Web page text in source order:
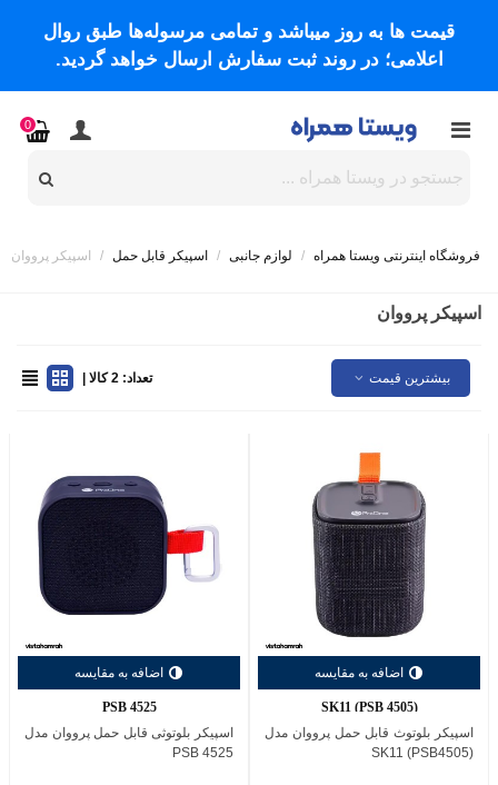
قیمت ها به روز میباشد و تمامی مرسوله‌ها طبق روال
اعلامی؛ در روند ثبت سفارش ارسال خواهد گردید.
0
فروشگاه اینترنتی ویستا همراه / لوازم جانبی / اسپیکر قابل حمل / اسپیکر پرووان
اسپیکر پرووان
بیشترین قیمت تعداد: 2 کالا |
اضافه به مقایسه
SK11 (PSB 4505)
اسپیکر بلوتوث قابل حمل پرووان مدل
(PSB4505) SK11
اضافه به مقایسه
PSB 4525
اسپیکر بلوتوثی قابل حمل پرووان مدل
PSB 4525